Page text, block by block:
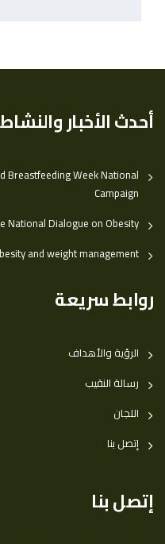
أحدث الأخبار
Breastfeeding Week National
Campaign
National Dialogue on Obesity
and weight management
روابط سريعة
الرؤية والأهداف
رسالة النقيب
اللجان
إتصل بنا
إتصل بنا